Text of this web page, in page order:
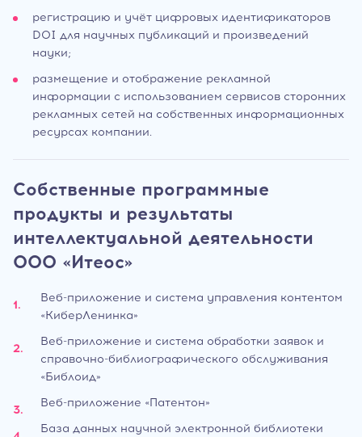
регистрацию и учёт цифровых идентификаторов
DOI для научных публикаций и произведений
науки;
размещение и отображение рекламной
информации с использованием сервисов сторонних
рекламных сетей на собственных информационных
ресурсах компании.
Собственные программные
продукты и результаты
интеллектуальной деятельности
ООО «Итеос»
Веб-приложение и система управления контентом
«КиберЛенинка»
Веб-приложение и система обработки заявок и
справочно-библиографического обслуживания
«Библоид»
Веб-приложение «Патентон»
База данных научной электронной библиотеки